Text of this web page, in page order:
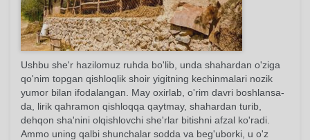
Ushbu she'r hazilomuz ruhda bo'lib, unda shahardan o'ziga
qo'nim topgan qishloqlik shoir yigitning kechinmalari nozik
yumor bilan ifodalangan. May oxirlab, o'rim davri boshlansa-
da, lirik qahramon qishloqqa qaytmay, shahardan turib,
dehqon sha'nini olqishlovchi she'rlar bitishni afzal ko'radi.
Ammo uning qalbi shunchalar sodda va beg'uborki, u o'z